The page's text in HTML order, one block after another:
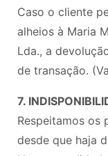
Caso o cliente
alheios à Maria
Lda., a
de transação.
7.
Respeitamos os
desde que haja